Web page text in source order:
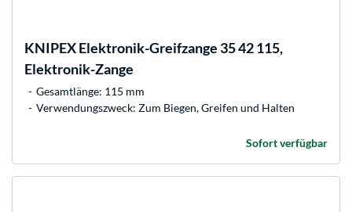
KNIPEXElektronik-Greifzange 35 42 115,
Elektronik-Zange
Gesamtlänge: 115 mm
Verwendungszweck: Zum Biegen, Greifen und Halten
Sofort verfügbar